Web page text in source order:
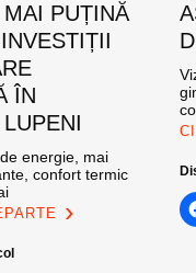
PUȚINĂ
ÎN
energie, mai
confort termic